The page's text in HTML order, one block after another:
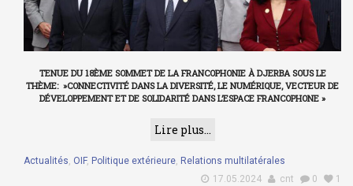
TENUE DU 18ÈME SOMMET DE LA FRANCOPHONIE À DJERBA SOUS LE
THÈME: »CONNECTIVITÉ DANS LA DIVERSITÉ, LE NUMÉRIQUE, VECTEUR DE
DÉVELOPPEMENT ET DE SOLIDARITÉ DANS L’ESPACE FRANCOPHONE »
Lire plus...
Actualités, OIF, Politique extérieure, Relations multilatérales
17.05.2024
cnt 0 1